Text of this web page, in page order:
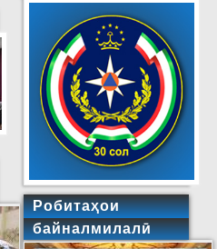
Робитаҳои
байналмилалӣ